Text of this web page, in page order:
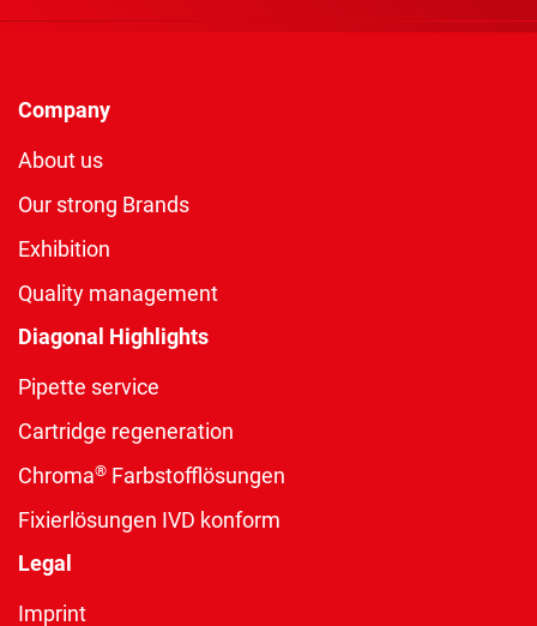
Company
About us
Our strong Brands
Exhibition
Quality management
Diagonal Highlights
Pipette service
Cartridge regeneration
Chroma® Farbstofflösungen
Fixierlösungen IVD konform
Legal
Imprint